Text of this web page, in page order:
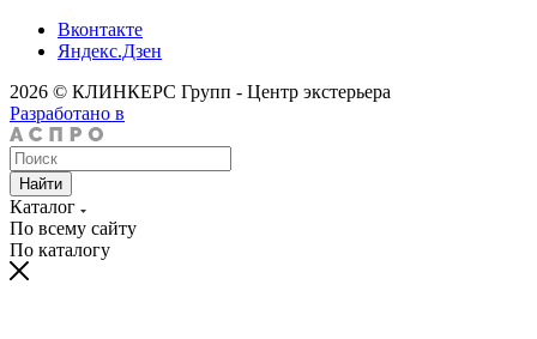
Вконтакте
Яндекс.Дзен
2026 © КЛИНКЕРС Групп - Центр экстерьера
Разработано в
Найти
Каталог
По всему сайту
По каталогу